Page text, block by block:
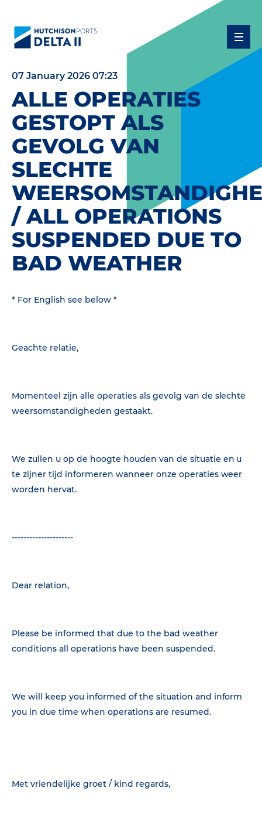
07 January 2026 07:23
ALLE OPERATIES
GESTOPT ALS
GEVOLG VAN
SLECHTE
/ ALL OPERATIONS
SUSPENDED DUE TO
BAD WEATHER
* For English see below *
Geachte relatie,
Momenteel zijn alle operaties als gevolg van de slechte
weersomstandigheden gestaakt.
We zullen u op de hoogte houden van de situatie en u
te zijner tijd informeren wanneer onze operaties weer
worden hervat.
---------------------
Dear relation,
Please be informed that due to the bad weather
conditions all operations have been suspended.
We will keep you informed of the situation and inform
you in due time when operations are resumed.
Met vriendelijke groet / kind regards,